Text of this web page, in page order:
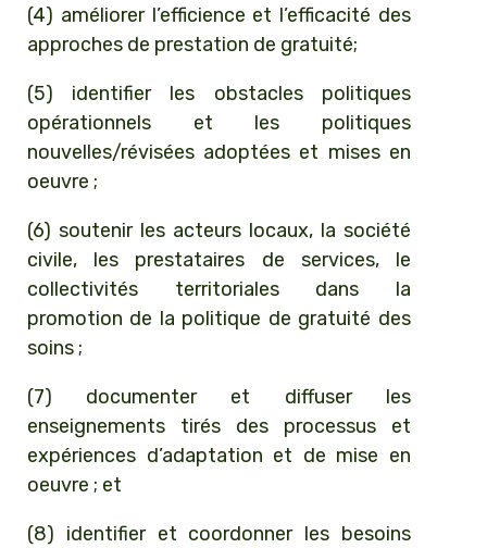
(4) améliorer l’efficience et l’efficacité des
approches de prestation de gratuité;
(5) identifier les obstacles politiques
opérationnels et les politiques
nouvelles/révisées adoptées et mises en
oeuvre ;
(6) soutenir les acteurs locaux, la société
civile, les prestataires de services, le
collectivités territoriales dans la
promotion de la politique de gratuité des
soins ;
(7) documenter et diffuser les
enseignements tirés des processus et
expériences d’adaptation et de mise en
oeuvre ; et
(8) identifier et coordonner les besoins